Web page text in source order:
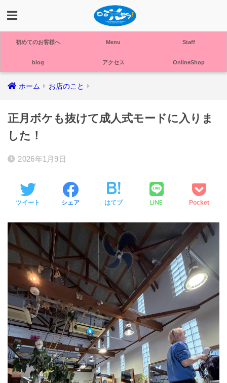
初めてのお客様へ Menu Staff
blog アクセス OnlineShop
ホーム お店のこと
正月ボケも抜けて成人式モードに入りま
した！
2026年1月9日
ツイート シェア はてブ LINE Pocket